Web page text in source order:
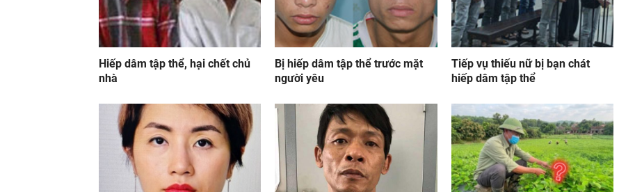
Hiếp dâm tập thể, hại chết chủ
nhà
Bị hiếp dâm tập thể trước mặt
người yêu
Tiếp vụ thiếu nữ bị bạn chát
hiếp dâm tập thể